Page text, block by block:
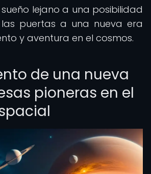
lejano a una posibilidad
puertas a una nueva era
y aventura en el cosmos.
de una nueva
pioneras en el